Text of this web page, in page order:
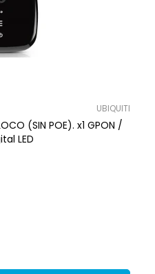
UBIQUITI
(SIN POE). x1 GPON /
LED